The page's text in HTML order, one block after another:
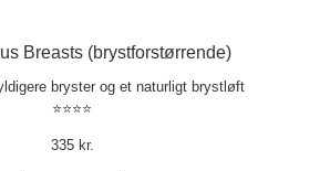
Breasts (brystforstørrende)
bryster og et naturligt brystløft
⭐⭐⭐⭐
335 kr.